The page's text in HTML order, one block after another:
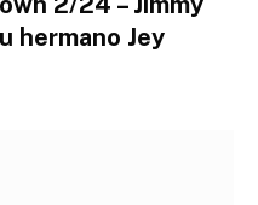
hermano Jey